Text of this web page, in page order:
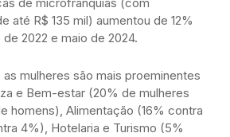
de microfranquias (com
até R$ 135 mil) aumentou de 12%
2022 e maio de 2024.
mulheres são mais proeminentes
e Bem-estar (20% de mulheres
homens), Alimentação (16% contra
4%), Hotelaria e Turismo (5%